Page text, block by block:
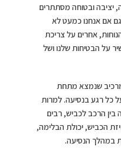
יציבה ובטוחה מסתתרים
אם אנחנו כמעט לא
אחרים על צריכת
על הבטיחות שלנו ושל
שנמצא מתחת
כל רגע בנסיעה. למרות
הרכב לכביש, רבים
הכביש, יכולת הבלימה,
במהלך הנסיעה.